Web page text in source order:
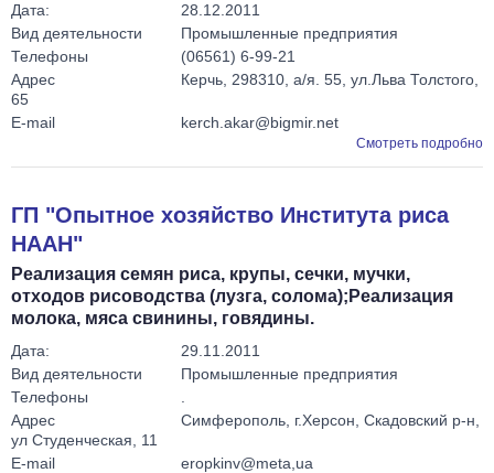
Дата:
28.12.2011
Вид деятельности
Промышленные предприятия
Телефоны
(06561) 6-99-21
Адрес
Керчь, 298310, а/я. 55, ул.Льва Толстого,
65
E-mail
kerch.akar@bigmir.net
Смотреть подробно
ГП "Опытное хозяйство Института риса
НААН"
Реализация семян риса, крупы, сечки, мучки,
отходов рисоводства (лузга, солома);Реализация
молока, мяса свинины, говядины.
Дата:
29.11.2011
Вид деятельности
Промышленные предприятия
Телефоны
Адрес
Симферополь, г.Херсон, Скадовский р-н,
ул Студенческая, 11
E-mail
eropkinv@meta,ua